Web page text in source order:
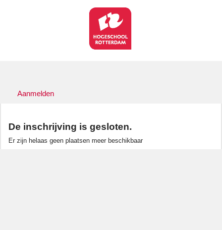
Aanmelden
De inschrijving is gesloten.
Er zijn helaas geen plaatsen meer beschikbaar